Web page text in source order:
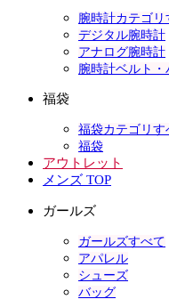
腕時計カテゴリ
デジタル腕時計
アナログ腕時計
腕時計ベルト・
福袋
福袋カテゴリす
福袋
アウトレット
メンズ TOP
ガールズ
ガールズすべて
アパレル
シューズ
バッグ